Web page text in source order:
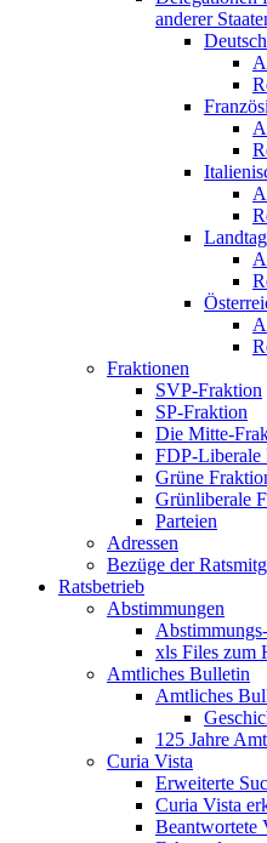
anderer
Fraktionen
SVP-Fraktion
SP-Fraktion
Die Mitte-
FDP-Liberale
Grüne
Grünliberale
Parteien
Adressen
Bezüge der
Ratsbetrieb
Abstimmungen
xls Files zum
Amtliches Bulletin
Amtliches
125 Jahre
Curia Vista
Erweiterte
Curia Vista
Beantwortete